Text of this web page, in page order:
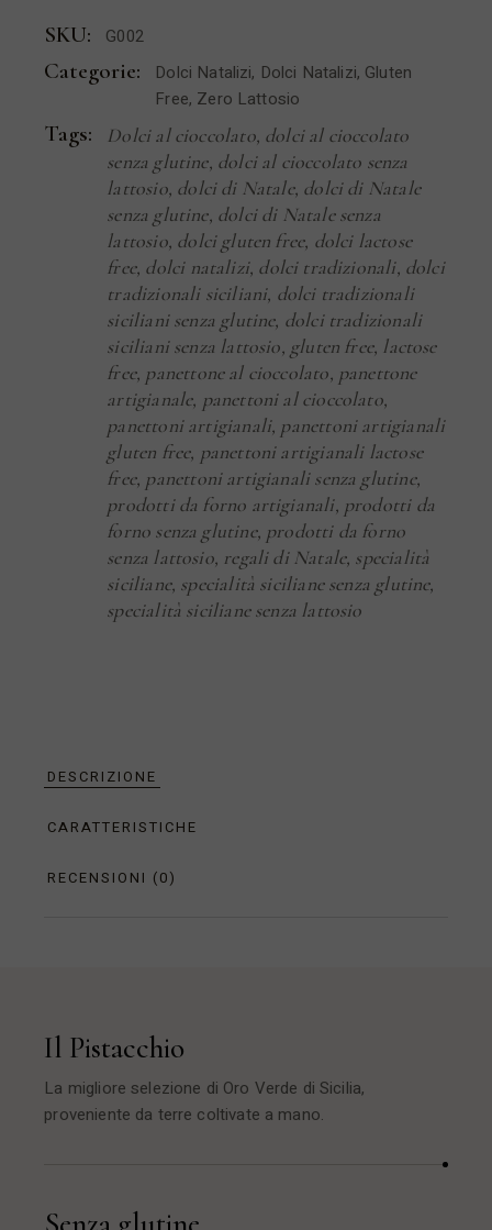
SKU: G002
Categorie: Dolci Natalizi, Dolci Natalizi, Gluten
Free, Zero Lattosio
Tags: Dolci al cioccolato, dolci al cioccolato
senza glutine, dolci al cioccolato senza
lattosio, dolci di Natale, dolci di Natale
senza glutine, dolci di Natale senza
lattosio, dolci gluten free, dolci lactose
free, dolci natalizi, dolci tradizionali, dolci
tradizionali siciliani, dolci tradizionali
siciliani senza glutine, dolci tradizionali
siciliani senza lattosio, gluten free, lactose
free, panettone al cioccolato, panettone
artigianale, panettoni al cioccolato,
panettoni artigianali, panettoni artigianali
gluten free, panettoni artigianali lactose
free, panettoni artigianali senza glutine,
prodotti da forno artigianali, prodotti da
forno senza glutine, prodotti da forno
senza lattosio, regali di Natale, specialità
siciliane, specialità siciliane senza glutine,
specialità siciliane senza lattosio
DESCRIZIONE
CARATTERISTICHE
RECENSIONI (0)
Il Pistacchio
La migliore selezione di Oro Verde di Sicilia,
proveniente da terre coltivate a mano.